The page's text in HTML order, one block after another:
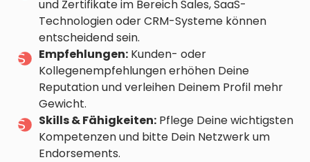
und Zertifikate im Bereich Sales, SaaS-
Technologien oder CRM-Systeme können
entscheidend sein.
Empfehlungen: Kunden- oder
Kollegenempfehlungen erhöhen Deine
Reputation und verleihen Deinem Profil mehr
Gewicht.
Skills & Fähigkeiten: Pflege Deine wichtigsten
Kompetenzen und bitte Dein Netzwerk um
Endorsements.